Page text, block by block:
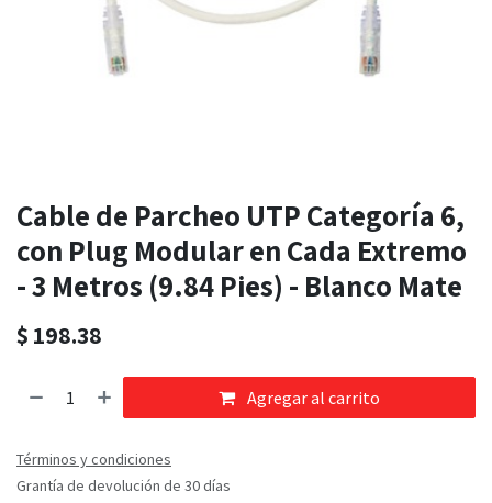
Cable de Parcheo UTP Categoría 6,
con Plug Modular en Cada Extremo
- 3 Metros (9.84 Pies) - Blanco Mate
$ 198.38
Agregar al carrito
Términos y condiciones
Grantía de devolución de 30 días